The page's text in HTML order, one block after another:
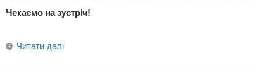
Чекаємо на зустріч!
Читати далі